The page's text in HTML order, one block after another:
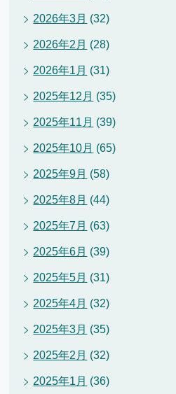
2026年3月 (32)
2026年2月 (28)
2026年1月 (31)
2025年12月 (35)
2025年11月 (39)
2025年10月 (65)
2025年9月 (58)
2025年8月 (44)
2025年7月 (63)
2025年6月 (39)
2025年5月 (31)
2025年4月 (32)
2025年3月 (35)
2025年2月 (32)
2025年1月 (36)